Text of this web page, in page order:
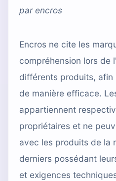
parencros
Encros ne cite les
compréhension lors de
différents produits,
de manière efficace.
appartiennent
propriétaires et ne
avec les produits de la
derniers possédant
et exigences